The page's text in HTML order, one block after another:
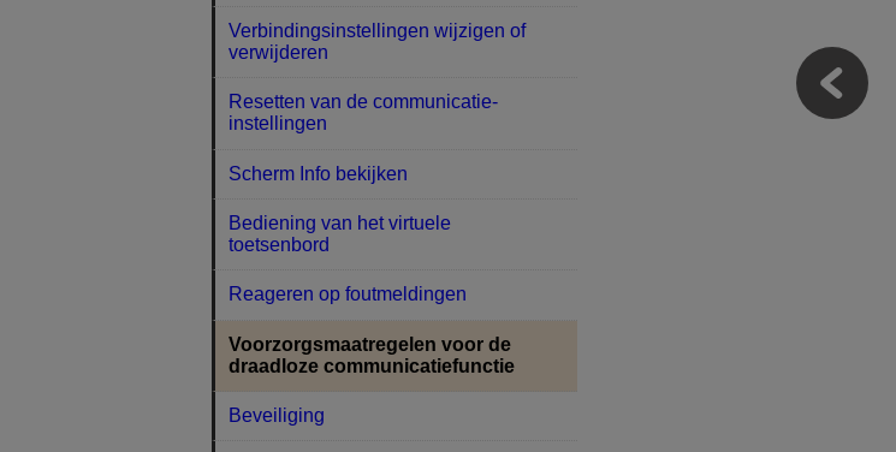
Verbindingsinstellingen wijzigen of
verwijderen
Resetten van de communicatie-
instellingen
Scherm Info bekijken
Bediening van het virtuele
toetsenbord
Reageren op foutmeldingen
Voorzorgsmaatregelen voor de
draadloze communicatiefunctie
Beveiliging